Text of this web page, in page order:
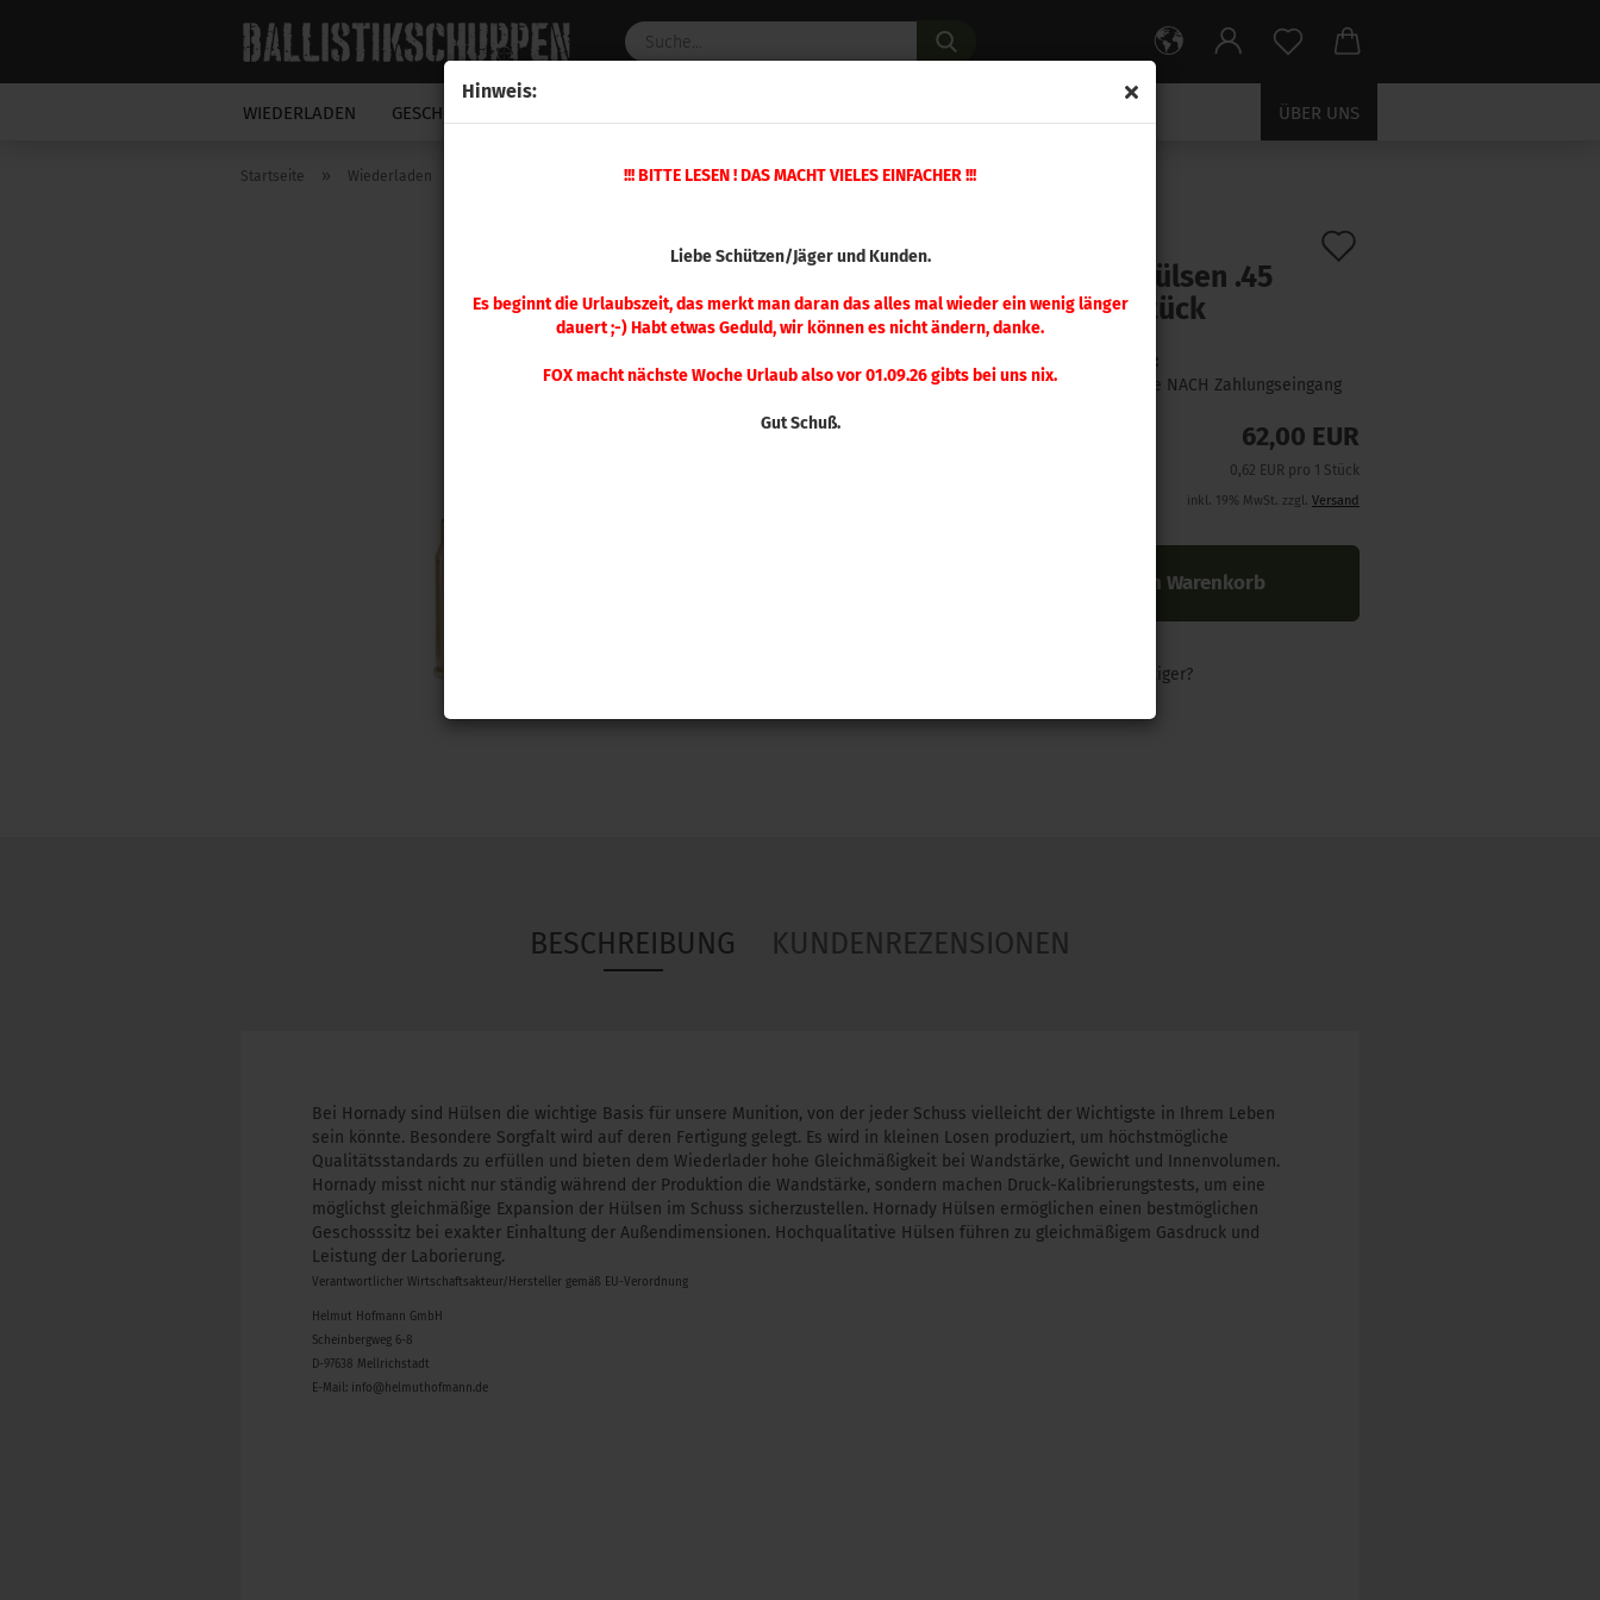
Hinweis:
!!! BITTE LESEN ! DAS MACHT VIELES EINFACHER !!!
Liebe Schützen/Jäger und Kunden.
Es beginnt die Urlaubszeit, das merkt man daran das alles mal wieder ein wenig länger
dauert ;-) Habt etwas Geduld, wir können es nicht ändern, danke.
FOX macht nächste Woche Urlaub also vor 01.09.26 gibts bei uns nix.
Gut Schuß.
WIEDERLADEN GESCHOSSE ÜBER UNS
Startseite » Wiederladen » Hülsen Kurzwaffe » Hornady Hülsen .45 Colt 100 Stück
Hornady Hülsen .45
Colt 100 Stück
Lieferzeit:
1 Woche NACH Zahlungseingang
62,00 EUR
0,62 EUR pro 1 Stück
inkl. 19% MwSt. zzgl. Versand
In den Warenkorb
Woanders günstiger?
BESCHREIBUNG KUNDENREZENSIONEN
Bei Hornady sind Hülsen die wichtige Basis für unsere Munition, von der jeder Schuss vielleicht der Wichtigste in Ihrem Leben
sein könnte. Besondere Sorgfalt wird auf deren Fertigung gelegt. Es wird in kleinen Losen produziert, um höchstmögliche
Qualitätsstandards zu erfüllen und bieten dem Wiederlader hohe Gleichmäßigkeit bei Wandstärke, Gewicht und Innenvolumen.
Hornady misst nicht nur ständig während der Produktion die Wandstärke, sondern machen Druck-Kalibrierungstests, um eine
möglichst gleichmäßige Expansion der Hülsen im Schuss sicherzustellen. Hornady Hülsen ermöglichen einen bestmöglichen
Geschosssitz bei exakter Einhaltung der Außendimensionen. Hochqualitative Hülsen führen zu gleichmäßigem Gasdruck und
Leistung der Laborierung.
Verantwortlicher Wirtschaftsakteur/Hersteller gemäß EU-Verordnung
Helmut Hofmann GmbH
Scheinbergweg 6-8
D-97638 Mellrichstadt
E-Mail: info@helmuthofmann.de